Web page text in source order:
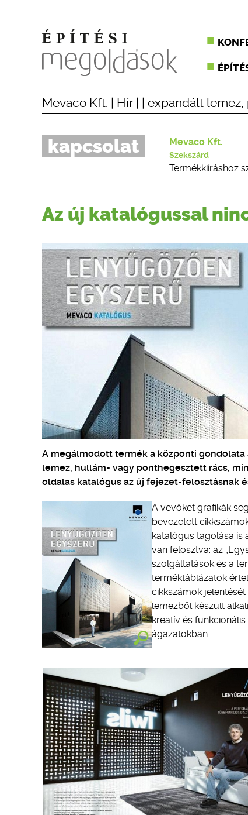
Mevaco Kft. Hír expandált lemez,
kapcsolat Mevaco Kft.
Szekszárd
Termékkiíráshoz
Az új katalógussal
A megálmodott termék a központi
lemez, hullám- vagy ponthegesztett rács,
oldalas katalógus az új fejezet-felosztásnak
A vevőket grafikák
bevezetett
katalógus tagolása is
van felosztva: az
szolgáltatások és a
terméktáblázatok
cikkszámok
lemezből készült
kreatív és
ágazatokban.